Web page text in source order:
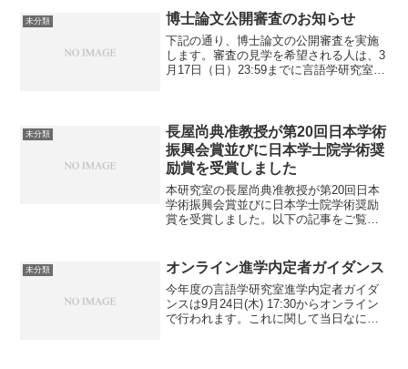
未分類 博士論文公開審査のお知らせ
下記の通り、博士論文の公開審査を実施
します。審査の見学を希望される人は、3
月17日（日）23:59までに言語学研究室助
未分類
長屋尚典准教授が第20回日本学術
振興会賞並びに日本学士院学術奨
励賞を受賞しました
本研究室の長屋尚典准教授が第20回日本
学術振興会賞並びに日本学士院学術奨励
賞を受賞しました。以下の記事をご覧く
未分類 オンライン進学内定者ガイダンス
今年度の言語学研究室進学内定者ガイダ
ンスは9月24日(木) 17:30からオンライン
で行われます。これに関して当日なにか